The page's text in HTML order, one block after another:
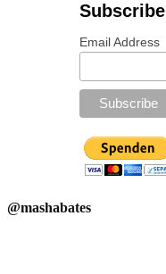
Subscribe
Email Address
@mashabates